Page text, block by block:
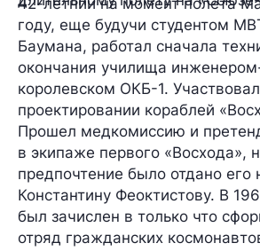
году, еще будучи студентом
Баумана, работал сначала
окончания училища
королевском ОКБ-1.
проектировании кораблей
Прошел медкомиссию и
в экипаже первого «Восхода»,
предпочтение было отдано его
Константину Феоктистову. В
был зачислен в только что
отряд гражданских